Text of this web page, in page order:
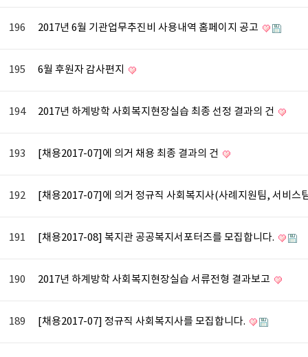
196 2017년 6월 기관업무추진비 사용내역 홈페이지 공고
195 6월 후원자 감사편지
194 2017년 하계방학 사회복지현장실습 최종 선정 결과의 건
193 [채용2017-07]에 의거 채용 최종 결과의 건
192 [채용2017-07]에 의거 정규직 사회복지사(사례지원팀, 서비스
191 [채용2017-08] 복지관 공공복지서포터즈를 모집합니다.
190 2017년 하계방학 사회복지현장실습 서류전형 결과보고
189 [채용2017-07] 정규직 사회복지사를 모집합니다.